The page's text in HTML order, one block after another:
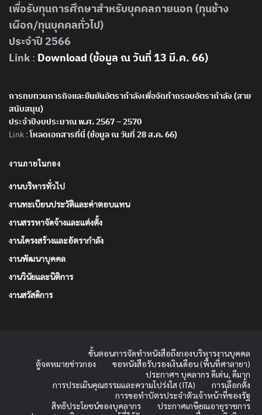
เพื่อรับทุนการศึกษาสำหรับบุคคลภายนอก (ทุนช้าง
เผือก/ทุนบุคคลทั่วไป)
ประจำปี 2566
Link : Download (ข้อมูล ณ วันที่ 13 มี.ค. 66)
การทบทวนภารกิจและยืนยันอัตรากำลังเพื่อจัดทำกรอบอัตรากำลัง (สาย
สนับสนุน)
ประจำปีงบประมาณ พ.ศ. 2567 – 2570
Link : โหลดเอกสารที่นี่ (ข้อมูล ณ วันที่ 28 ส.ค. 66)
งานภายในกอง
งานบริหารทั่วไป
งานทะเบียนประวัติและค่าตอบแทน
งานสรรหาจัดจ้างและแต่งตั้ง
งานโครงสร้างและอัตรากำลัง
งานพัฒนาบุคคล
งานวินัยและนิติการ
งานสวัสดิการ
ขั้นตอนการจัดทำหนังสือถึงกองบริหารงานบุคคล
ตู้จดหมายข่าวกอง
ขอหนังสือรับรองเงินเดือน (พื้นที่ศาลายา)
ประกาศฯ บุคลากร ดีเด่น, ดีมาก
การประเมินคุณธรรมและความโปร่งใส (ITA)
การเลือกตั้ง
การขอทำบัตรประจำตัวเจ้าหน้าที่ของรัฐ
สิทธิประโยชน์ของบุคลากร
ประกาศเกษียณอายุราชการ